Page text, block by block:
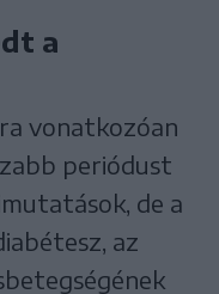
a
vonatkozóan
periódust
de a
az